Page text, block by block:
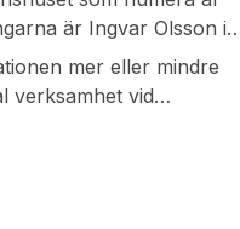
är Ingvar Olsson i
mer eller mindre
verksamhet vid